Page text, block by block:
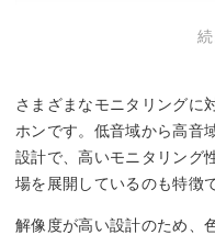
さまざまなモニタリングに
ホンです。低音域から高音
設計で、高いモニタリング
場を展開しているのも特徴
解像度が高い設計のため、